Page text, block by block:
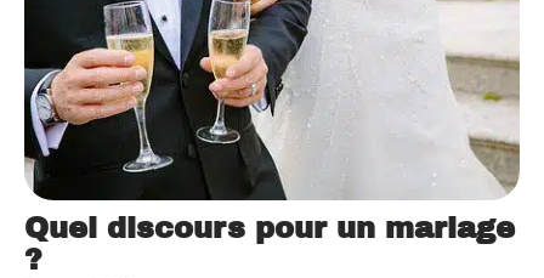
Quel discours pour un mariage
?